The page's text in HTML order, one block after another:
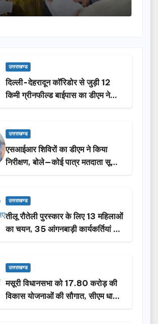
उत्तराखण्ड
दिल्ली-देहरादून कॉरिडोर से जुड़ी 12
किमी ग्रीनफील्ड बाईपास का डीएम ने
किया निरीक्षण…
उत्तराखण्ड
एसआईआर शिविरों का डीएम ने किया
निरीक्षण, बोले—कोई पात्र मतदाता सूची
से न छूटे…
उत्तराखण्ड
तीलू रौतेली पुरस्कार के लिए 13 महिलाओं
का चयन, 35 आंगनबाड़ी कार्यकर्तियां भी
होंगी सम्मानित…
उत्तराखण्ड
मसूरी विधानसभा को 17.80 करोड़ की
विकास योजनाओं की सौगात, सीएम धामी
ने किया लोकार्पण-शिलान्यास.